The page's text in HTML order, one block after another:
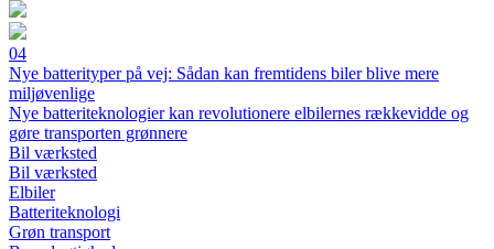
04
Nye batterityper på vej: Sådan kan fremtidens biler blive mere
miljøvenlige
Nye batteriteknologier kan revolutionere elbilernes rækkevidde og
gøre transporten grønnere
Bil værksted
Bil værksted
Elbiler
Batteriteknologi
Grøn transport